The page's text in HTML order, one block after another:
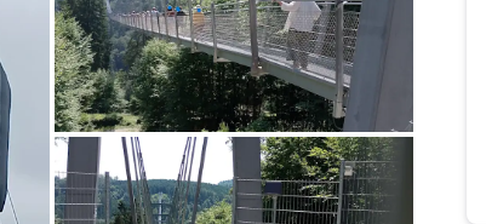
Bild melden
von Axel